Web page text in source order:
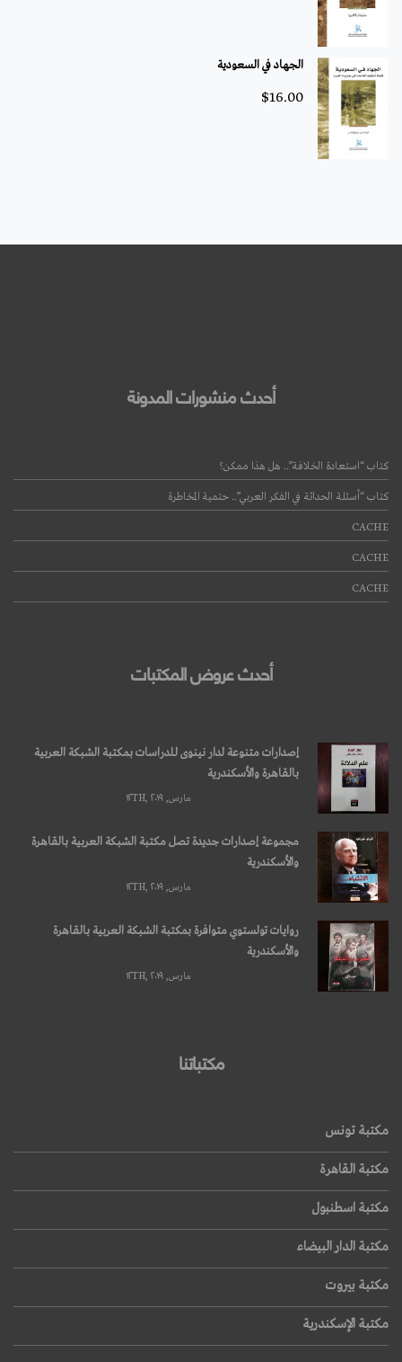
الجهاد في السعودية
$16.00
أحدث منشورات المدونة
كتاب “استعادة الخلافة”.. هل هذا ممكن؟
كتاب “أسئلة الحداثة في الفكر العربي”.. حتمية المخاطرة
CACHE
CACHE
CACHE
أحدث عروض المكتبات
إصدارات متنوعة لدار نينوى للدراسات بمكتبة الشبكة العربية
بالقاهرة والأسكندرية
مارس, ۱۲TH, ۲۰۱۹
مجموعة إصدارات جديدة تصل مكتبة الشبكة العربية بالقاهرة
والأسكندرية
مارس, ۱۲TH, ۲۰۱۹
روايات تولستوي متوافرة بمكتبة الشبكة العربية بالقاهرة
والأسكندرية
مارس, ۱۲TH, ۲۰۱۹
مكتباتنا
مكتبة تونس
مكتبة القاهرة
مكتبة اسطنبول
مكتبة الدار البيضاء
مكتبة بيروت
مكتبة الإسكندرية